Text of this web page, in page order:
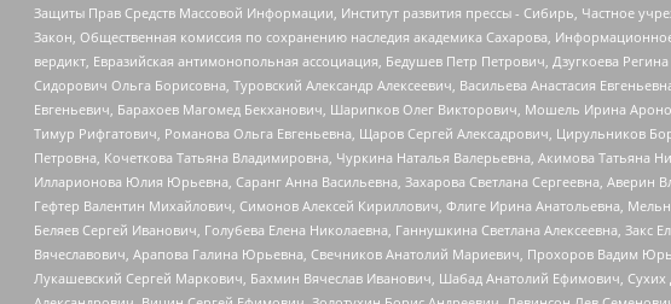
Защиты Прав Средств Массовой Информации, Институт развития прессы - Сибирь, Частное
Закон, Общественная комиссия по сохранению наследия академика Сахарова,
вердикт, Евразийская антимонопольная ассоциация, Бедушев Петр Петрович, Дзугкоева
Сидорович Ольга Борисовна, Туровский Александр Алексеевич, Васильева Анастасия
Евгеньевич, Барахоев Магомед Бекханович, Шарипков Олег Викторович, Мошель Ирина
Тимур Рифгатович, Романова Ольга Евгеньевна, Щаров Сергей Алексадрович, Цирульников
Петровна, Кочеткова Татьяна Владимировна, Чуркина Наталья Валерьевна, Акимова Татьяна
Илларионова Юлия Юрьевна, Саранг Анна Васильевна, Захарова Светлана Сергеевна,
Гефтер Валентин Михайлович, Симонов Алексей Кириллович, Флиге Ирина Анатольевна,
Беляев Сергей Иванович, Голубева Елена Николаевна, Ганнушкина Светлана Алексеевна,
Вячеславович, Арапова Галина Юрьевна, Свечников Анатолий Мариевич, Прохоров Вадим
Лукашевский Сергей Маркович, Бахмин Вячеслав Иванович, Шабад Анатолий Ефимович,